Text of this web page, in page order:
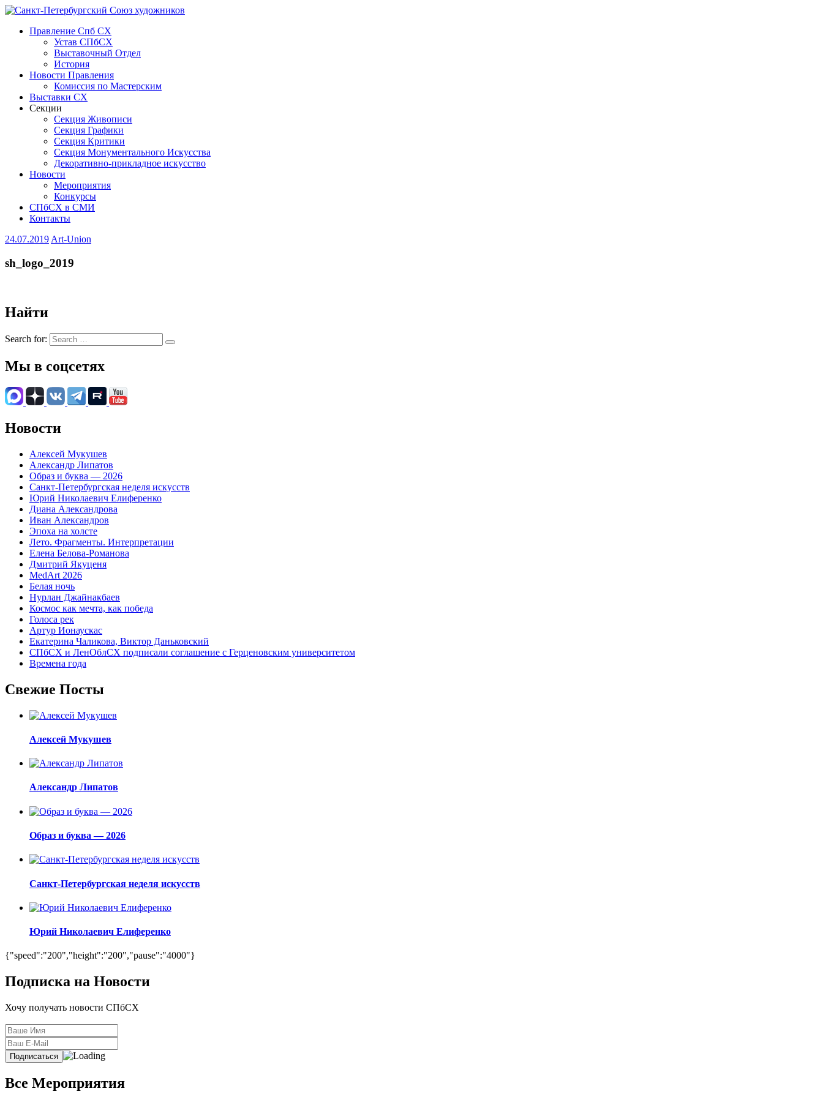
Правление Спб СХ
Устав СПбСХ
Выставочный Отдел
История
Новости Правления
Комиссия по Мастерским
Выставки СХ
Секции
Секция Живописи
Секция Графики
Секция Критики
Секция Монументального Искусства
Декоративно-прикладное искусство
Новости
Мероприятия
Конкурсы
СПбСХ в СМИ
Контакты
24.07.2019 Art-Union
sh_logo_2019
Найти
Search for:
Мы в соцсетях
Новости
Алексей Мукушев
Александр Липатов
Образ и буква — 2026
Санкт-Петербургская неделя искусств
Юрий Николаевич Елиференко
Диана Александрова
Иван Александров
Эпоха на холсте
Лето. Фрагменты. Интерпретации
Елена Белова-Романова
Дмитрий Якуценя
MedArt 2026
Белая ночь
Нурлан Джайнакбаев
Космос как мечта, как победа
Голоса рек
Артур Ионаускас
Екатерина Чаликова, Виктор Даньковский
СПбСХ и ЛенОблСХ подписали соглашение с Герценовским университетом
Времена года
Свежие Посты
Алексей Мукушев
Александр Липатов
Образ и буква — 2026
Санкт-Петербургская неделя искусств
Юрий Николаевич Елиференко
{"speed":"200","height":"200","pause":"4000"}
Подписка на Новости
Хочу получать новости СПбСХ
Все Мероприятия